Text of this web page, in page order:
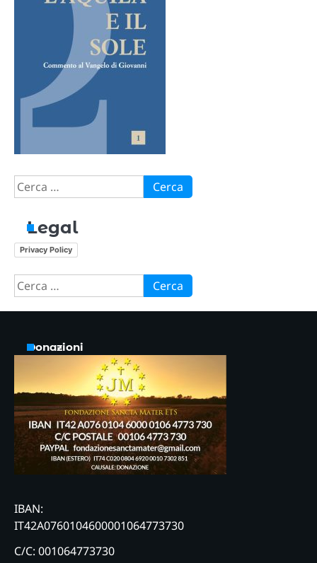
Ricerca
per:
Legal
Privacy Policy
Ricerca
per:
Donazioni
IBAN:
IT42A0760104600001064773730
C/C: 001064773730